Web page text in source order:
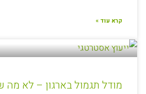
קרא עוד »
מודל תגמול בארגון – לא